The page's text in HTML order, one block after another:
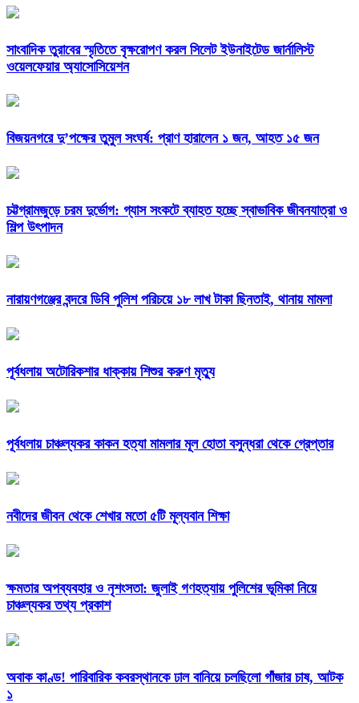
সাংবাদিক তুরাবের স্মৃতিতে বৃক্ষরোপণ করল সিলেট ইউনাইটেড জার্নালিস্ট
ওয়েলফেয়ার অ্যাসোসিয়েশন
বিজয়নগরে দু’পক্ষের তুমুল সংঘর্ষ: প্রাণ হারালেন ১ জন, আহত ১৫ জন
চট্টগ্রামজুড়ে চরম দুর্ভোগ: গ্যাস সংকটে ব্যাহত হচ্ছে স্বাভাবিক জীবনযাত্রা ও
শিল্প উৎপাদন
নারায়ণগঞ্জের বন্দরে ডিবি পুলিশ পরিচয়ে ১৮ লাখ টাকা ছিনতাই, থানায় মামলা
পূর্বধলায় অটোরিকশার ধাক্কায় শিশুর করুণ মৃত্যু
পূর্বধলায় চাঞ্চল্যকর কাকন হত্যা মামলার মূল হোতা বসুন্ধরা থেকে গ্রেপ্তার
নবীদের জীবন থেকে শেখার মতো ৫টি মূল্যবান শিক্ষা
ক্ষমতার অপব্যবহার ও নৃশংসতা: জুলাই গণহত্যায় পুলিশের ভূমিকা নিয়ে
চাঞ্চল্যকর তথ্য প্রকাশ
অবাক কাণ্ড! পারিবারিক কবরস্থানকে ঢাল বানিয়ে চলছিলো গাঁজার চাষ, আটক
১